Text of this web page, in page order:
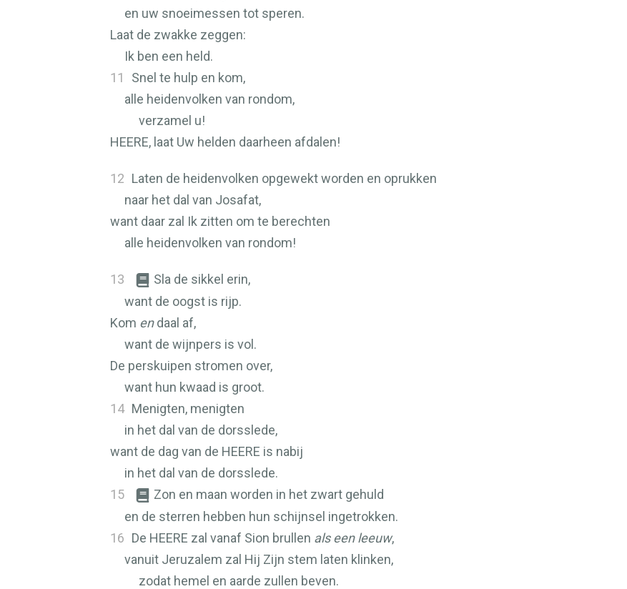
en uw snoeimessen tot speren.
Laat de zwakke zeggen:
Ik ben een held.
11
Snel te hulp en kom,
alle heidenvolken van rondom,
verzamel u!
HEERE, laat Uw helden daarheen afdalen!
12 Laten de heidenvolken opgewekt worden en oprukken
naar het dal van Josafat,
want daar zal Ik zitten om te berechten
alle heidenvolken van rondom!
13
Sla de sikkel erin,
want de oogst is rijp.
Kom endaal af,
want de wijnpers is vol.
De perskuipen stromen over,
want hun kwaad is groot.
14 Menigten, menigten
in het dal van de dorsslede,
want de dag van de HEERE is nabij
in het dal van de dorsslede.
15
Zon en maan worden in het zwart gehuld
en de sterren hebben hun schijnsel ingetrokken.
16 De HEERE zal vanaf Sion brullen als een leeuw,
vanuit Jeruzalem zal Hij Zijn stem laten klinken,
zodat hemel en aarde zullen beven.